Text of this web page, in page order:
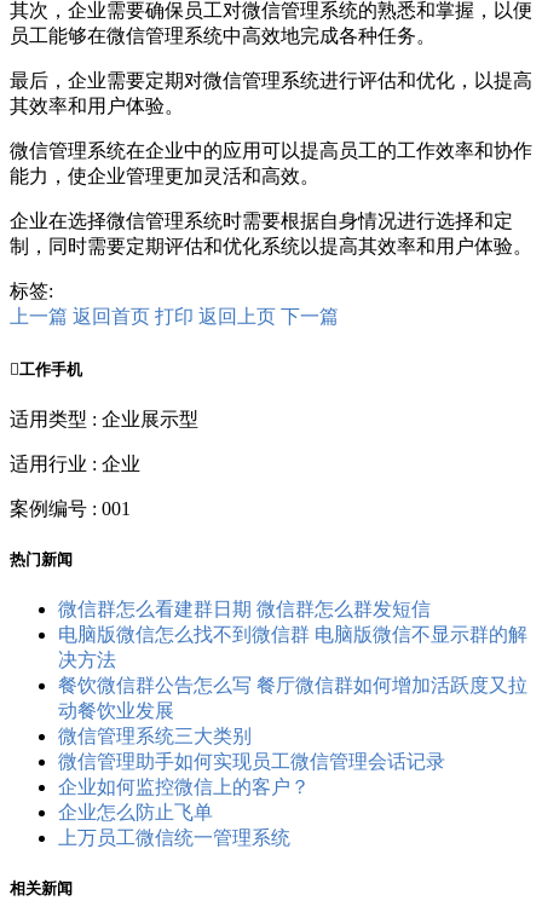
其次，企业需要确保员工对微信管理系统的熟悉和掌握，以便
员工能够在微信管理系统中高效地完成各种任务。
最后，企业需要定期对微信管理系统进行评估和优化，以提高
其效率和用户体验。
微信管理系统在企业中的应用可以提高员工的工作效率和协作
能力，使企业管理更加灵活和高效。
企业在选择微信管理系统时需要根据自身情况进行选择和定
制，同时需要定期评估和优化系统以提高其效率和用户体验。
标签:
上一篇 返回首页 打印 返回上页 下一篇
工作手机
适用类型 : 企业展示型
适用行业 : 企业
案例编号 : 001
热门新闻
微信群怎么看建群日期 微信群怎么群发短信
电脑版微信怎么找不到微信群 电脑版微信不显示群的解
决方法
餐饮微信群公告怎么写 餐厅微信群如何增加活跃度又拉
动餐饮业发展
微信管理系统三大类别
微信管理助手如何实现员工微信管理会话记录
企业如何监控微信上的客户？
企业怎么防止飞单
上万员工微信统一管理系统
相关新闻